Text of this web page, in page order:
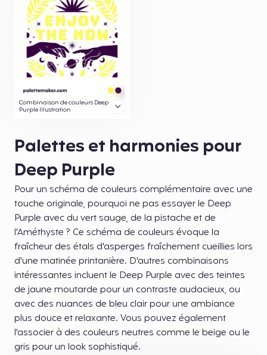
Combinaison de couleurs Deep
Purple Illustration
Palettes et harmonies pour
Deep Purple
Pour un schéma de couleurs complémentaire avec une
touche originale, pourquoi ne pas essayer le Deep
Purple avec du vert sauge, de la pistache et de
l'Améthyste ? Ce schéma de couleurs évoque la
fraîcheur des étals d'asperges fraîchement cueillies lors
d'une matinée printanière. D'autres combinaisons
intéressantes incluent le Deep Purple avec des teintes
de jaune moutarde pour un contraste audacieux, ou
avec des nuances de bleu clair pour une ambiance
plus douce et relaxante. Vous pouvez également
l'associer à des couleurs neutres comme le beige ou le
gris pour un look sophistiqué.